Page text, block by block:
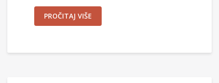
PROČITAJ VIŠE